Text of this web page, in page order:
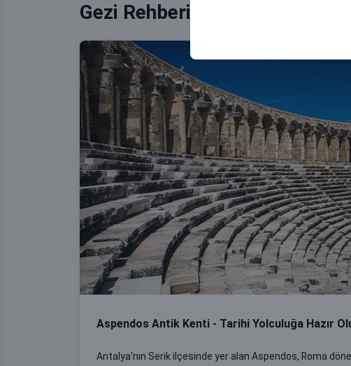
deneyiminizin tutarlılığını ve
Gezi Rehberi
Aspendos Antik Kenti - Tarihi Yolculuğa Hazır
Antalya'nın Serik ilçesinde yer alan Aspendos, Roma